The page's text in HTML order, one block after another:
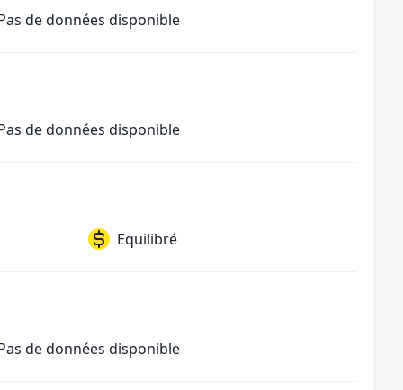
de données disponible
de données disponible
Equilibré
de données disponible